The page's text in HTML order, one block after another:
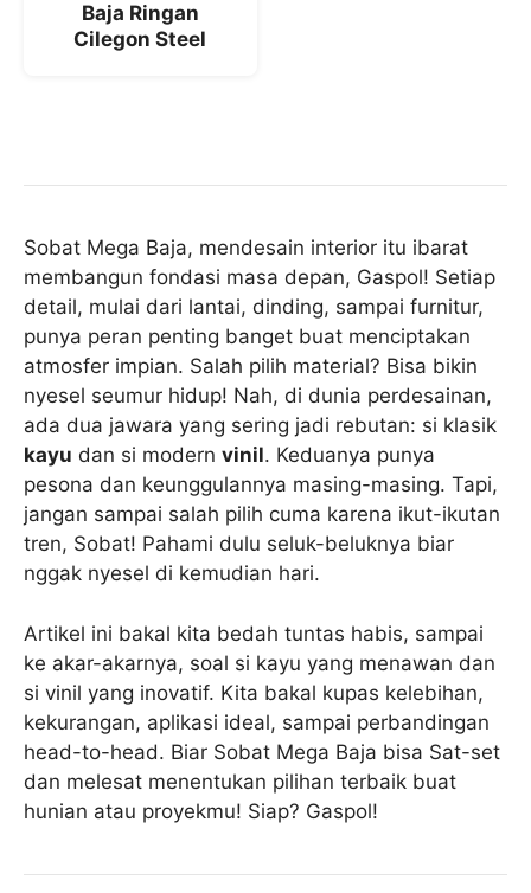
Baja Ringan
Cilegon Steel
Sobat Mega Baja, mendesain interior itu ibarat
membangun fondasi masa depan, Gaspol! Setiap
detail, mulai dari lantai, dinding, sampai furnitur,
punya peran penting banget buat menciptakan
atmosfer impian. Salah pilih material? Bisa bikin
nyesel seumur hidup! Nah, di dunia perdesainan,
ada dua jawara yang sering jadi rebutan: si klasik
kayu dan si modern vinil. Keduanya punya
pesona dan keunggulannya masing-masing. Tapi,
jangan sampai salah pilih cuma karena ikut-ikutan
tren, Sobat! Pahami dulu seluk-beluknya biar
nggak nyesel di kemudian hari.
Artikel ini bakal kita bedah tuntas habis, sampai
ke akar-akarnya, soal si kayu yang menawan dan
si vinil yang inovatif. Kita bakal kupas kelebihan,
kekurangan, aplikasi ideal, sampai perbandingan
head-to-head. Biar Sobat Mega Baja bisa Sat-set
dan melesat menentukan pilihan terbaik buat
hunian atau proyekmu! Siap? Gaspol!